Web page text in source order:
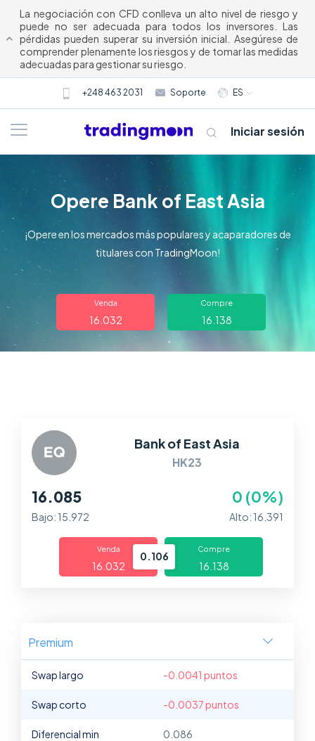
La negociación con CFD conlleva un alto nivel de riesgo y
puede no ser adecuada para todos los inversores. Las
pérdidas pueden superar su inversión inicial. Asegúrese de
comprender plenamente los riesgos y de tomar las medidas
adecuadas para gestionar su riesgo.
+248 463 2031 Soporte ES
Centro de Ayuda
Iniciar sesión
Opere Bank of East Asia
¡Opere en los mercados más populares y acaparadores de
titulares con TradingMoon!
Venda
16.032
Compre
16.138
Bank of East Asia
HK23
16.085 0 (0%)
Bajo: 15.972 Alto: 16.391
Venda
16.032
0.106
Compre
16.138
Premium
Swap largo -0.0041 puntos
Swap corto -0.0037 puntos
Diferencial min 0.086